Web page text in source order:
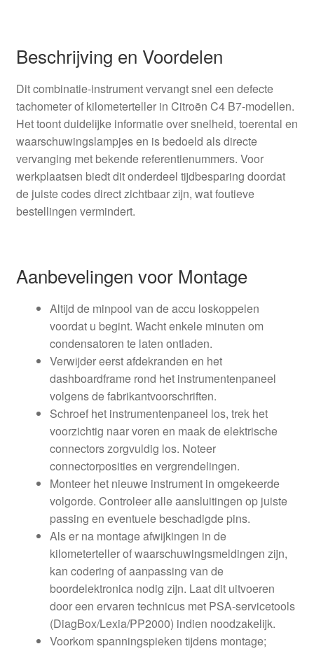
Beschrijving en Voordelen
Dit combinatie-instrument vervangt snel een defecte
tachometer of kilometerteller in Citroën C4 B7-modellen.
Het toont duidelijke informatie over snelheid, toerental en
waarschuwingslampjes en is bedoeld als directe
vervanging met bekende referentienummers. Voor
werkplaatsen biedt dit onderdeel tijdbesparing doordat
de juiste codes direct zichtbaar zijn, wat foutieve
bestellingen vermindert.
Aanbevelingen voor Montage
Altijd de minpool van de accu loskoppelen
voordat u begint. Wacht enkele minuten om
condensatoren te laten ontladen.
Verwijder eerst afdekranden en het
dashboardframe rond het instrumentenpaneel
volgens de fabrikantvoorschriften.
Schroef het instrumentenpaneel los, trek het
voorzichtig naar voren en maak de elektrische
connectors zorgvuldig los. Noteer
connectorposities en vergrendelingen.
Monteer het nieuwe instrument in omgekeerde
volgorde. Controleer alle aansluitingen op juiste
passing en eventuele beschadigde pins.
Als er na montage afwijkingen in de
kilometerteller of waarschuwingsmeldingen zijn,
kan codering of aanpassing van de
boordelektronica nodig zijn. Laat dit uitvoeren
door een ervaren technicus met PSA-servicetools
(DiagBox/Lexia/PP2000) indien noodzakelijk.
Voorkom spanningspieken tijdens montage;